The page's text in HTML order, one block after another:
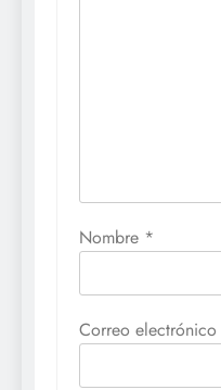
Nombre *
Correo electrónico